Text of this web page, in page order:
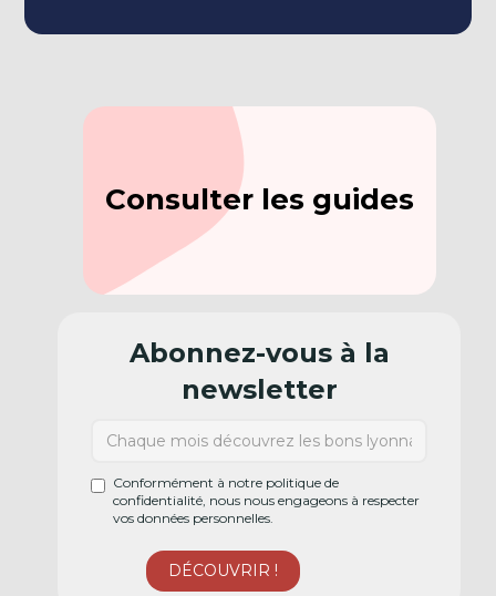
Consulter les guides
Abonnez-vous à la
newsletter
Conformément à notre politique de
confidentialité, nous nous engageons à respecter
vos données personnelles.